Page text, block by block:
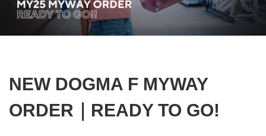
NEW DOGMA F MYWAY
ORDER｜READY TO GO!